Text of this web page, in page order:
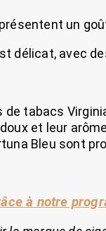
un
délicat, avec
de tabacs
et leur
Bleu sont
à notre